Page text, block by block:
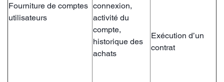
Fourniture de comptes
utilisateurs
connexion,
activité du
compte,
historique des
achats
Exécution d’un
contrat